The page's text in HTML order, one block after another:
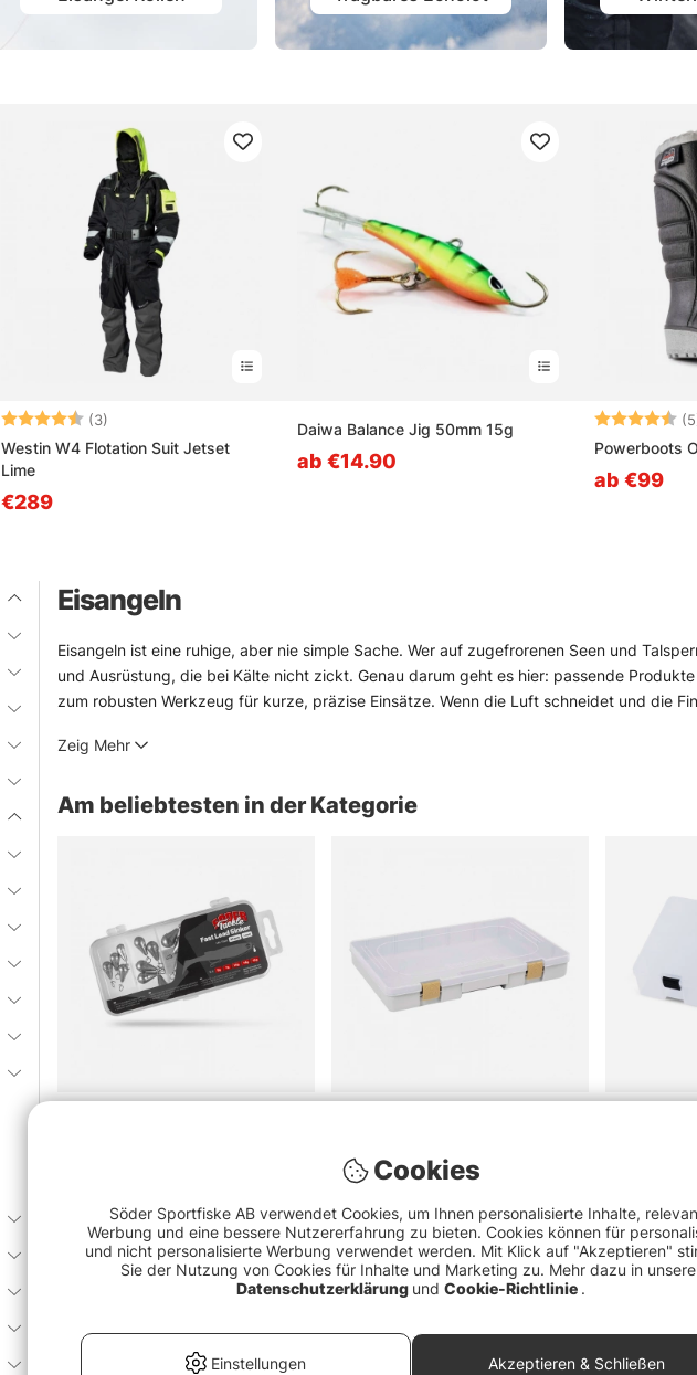
Bewertung:(3)
Westin W4 Flotation Suit Jetset
Lime
€289
Daiwa Balance Jig 50mm 15g
ab €14.90
Bewertung:
Powerboots
ab €99
Eisangeln
Eisangeln ist eine ruhige, aber nie simple Sache. Wer auf zugefrorenen Seen und
und Ausrüstung, die bei Kälte nicht zickt. Genau darum geht es hier: passende
zum robusten Werkzeug für kurze, präzise Einsätze. Wenn die Luft schneidet und die
fressen. Kleine Köder, klare Signale, wenig Schnickschnack — das funktioniert häufig
Wichtig bleibt immer die Lage vor Ort: Eisstärke prüfen, Wetter lesen, Wege planen.
Häufige Fragen zum Eisangeln
Was ist Eisangeln?
Was ist beim Eisangeln die wichtigste Ausrüstung?
Was ist der Vorteil von kleinen Ködern beim Eisangeln?
Was ist beim Angeln auf dem Eis sicherheitsrelevant?
Zeig Mehr
Am beliebtesten in der Kategorie
€10.90
Söder
Kampagnen Marke Preis
Cookies
Söder Sportfiske AB verwendet Cookies, um Ihnen personalisierte Inhalte,
Werbung und eine bessere Nutzererfahrung zu bieten. Cookies können für
und nicht personalisierte Werbung verwendet werden. Mit Klick auf "Akzeptieren"
Sie der Nutzung von Cookies für Inhalte und Marketing zu. Mehr dazu in
Datenschutzerklärung und Cookie-Richtlinie .
Einstellungen Akzeptieren & Schließen